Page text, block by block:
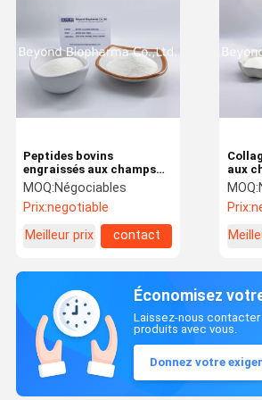
Peptides bovins
engraissés aux champs
de collagène de bonne
fluidité, collagène
hydrolysé de boeuf
MOQ:Négociables
Prix:negotiable
Meilleur prix
contact
aux
MOQ:
Prix:
Économisez
Laissez-nous contacter
produits avec vous.
Donnez votre